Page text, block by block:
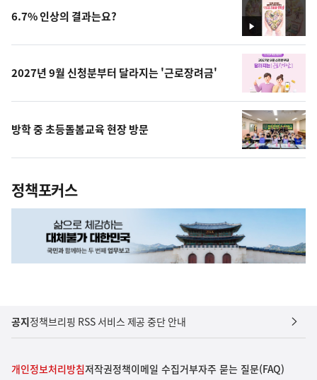
영
상
6.7% 인상의 결과는요?
2027년 9월 신청분부터 달라지는 '근로장려금'
방학 중 초등돌봄교육 현장 방문
정책포커스
공지정책브리핑 RSS 서비스 제공 중단 안내
개인정보처리방침저작권정책이메일 수집거부자주 묻는 질문(FAQ)